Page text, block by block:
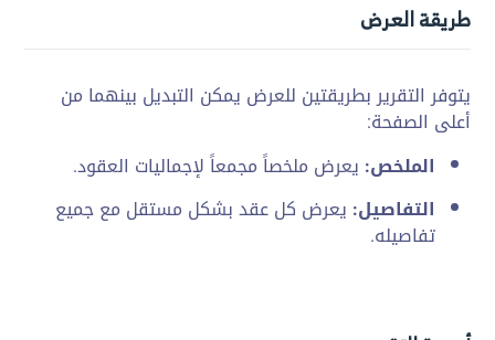
طريقة العرض
يتوفر التقرير بطريقتين للعرض يمكن التبديل بينهما من
أعلى الصفحة:
الملخص: يعرض ملخصاً مجمعاً لإجماليات العقود.
التفاصيل: يعرض كل عقد بشكل مستقل مع جميع
تفاصيله.